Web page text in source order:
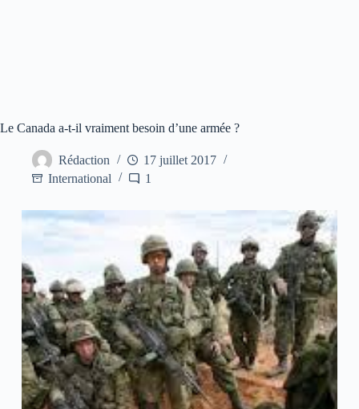
Le Canada a-t-il vraiment besoin d’une armée ?
Rédaction
17 juillet 2017
International
1